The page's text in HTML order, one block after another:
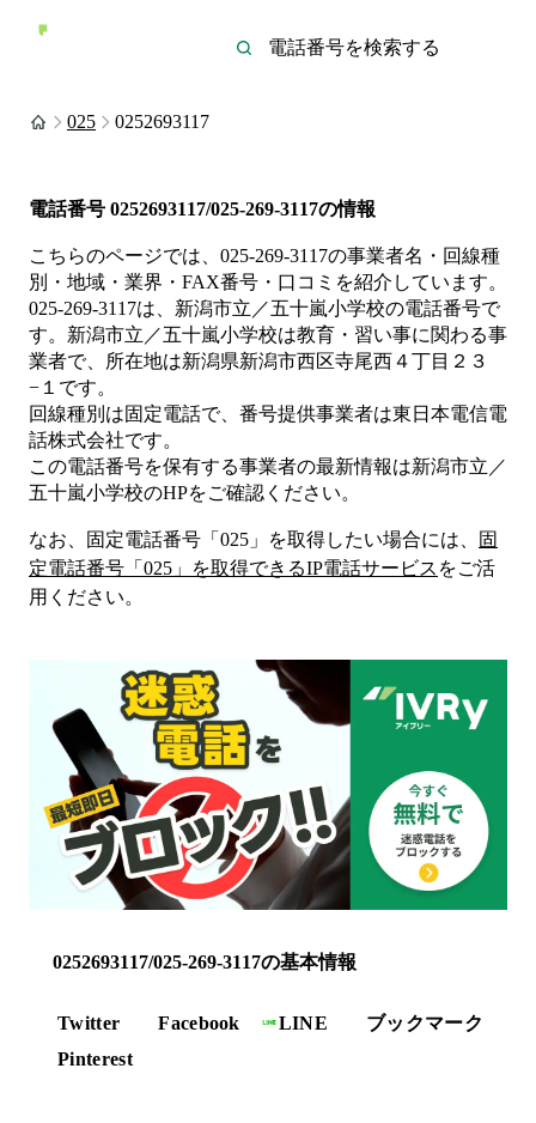
025 0252693117
電話番号 0252693117/025-269-3117の情報
こちらのページでは、 025-269-3117の事業者名・回線種
別・地域・業界・FAX番号・口コミを紹介しています。
025-269-3117は、 新潟市立／五十嵐小学校の電話番号で
す。 新潟市立／五十嵐小学校は教育・習い事に関わる事
業者で、所在地は新潟県新潟市西区寺尾西４丁目２３
−１ です。
回線種別は固定電話で、番号提供事業者は東日本電信電
話株式会社です。
この電話番号を保有する事業者の最新情報は新潟市立／
五十嵐小学校のHPをご確認ください。
なお、固定電話番号「 025 」を取得したい場合には、
固
定電話番号「 025 」を取得できるIP電話サービス をご活
用ください。
0252693117/025-269-3117の基本情報
Twitter Facebook LINE
ブックマーク
Pinterest